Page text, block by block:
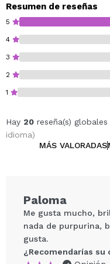
Resumen de reseñas
5
4
3
2
1
Hay 20 reseña(s)
idioma)
MÁS VALORADAS
Paloma
Me gusta mucho,
nada de purpurina,
gusta.
¿Recomendarías su